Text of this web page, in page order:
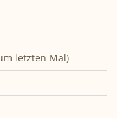
letzten Mal)